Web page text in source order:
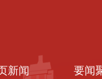
新闻 要闻